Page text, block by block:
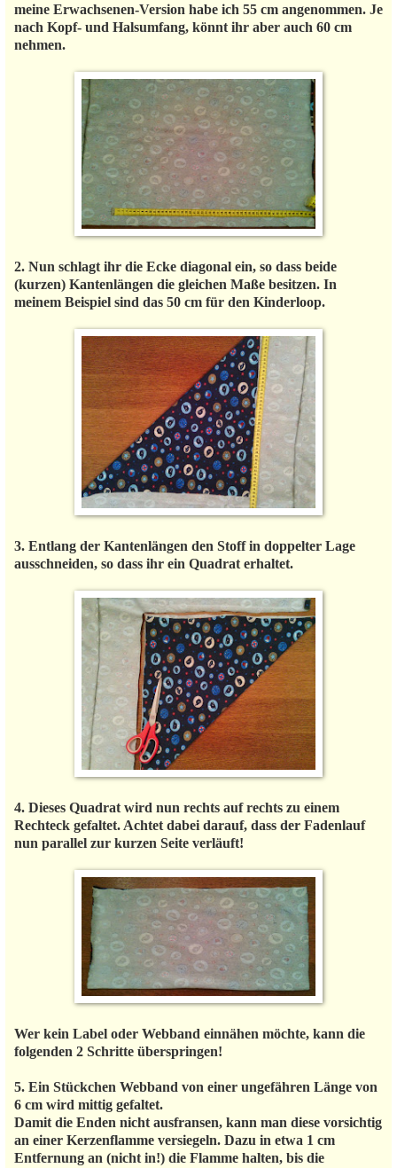
meine Erwachsenen-Version habe ich 55 cm angenommen. Je
nach Kopf- und Halsumfang, könnt ihr aber auch 60 cm
nehmen.
2. Nun schlagt ihr die Ecke diagonal ein, so dass beide
(kurzen) Kantenlängen die gleichen Maße besitzen. In
meinem Beispiel sind das 50 cm für den Kinderloop.
3. Entlang der Kantenlängen den Stoff in doppelter Lage
ausschneiden, so dass ihr ein Quadrat erhaltet.
4. Dieses Quadrat wird nun rechts auf rechts zu einem
Rechteck gefaltet. Achtet dabei darauf, dass der Fadenlauf
nun parallel zur kurzen Seite verläuft!
Wer kein Label oder Webband einnähen möchte, kann die
folgenden 2 Schritte überspringen!
5. Ein Stückchen Webband von einer ungefähren Länge von
6 cm wird mittig gefaltet.
Damit die Enden nicht ausfransen, kann man diese vorsichtig
an einer Kerzenflamme versiegeln. Dazu in etwa 1 cm
Entfernung an (nicht in!) die Flamme halten, bis die